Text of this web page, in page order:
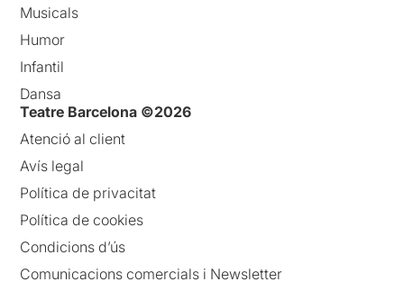
Musicals
Humor
Infantil
Dansa
Teatre Barcelona ©2026
Atenció al client
Avís legal
Política de privacitat
Política de cookies
Condicions d’ús
Comunicacions comercials i Newsletter